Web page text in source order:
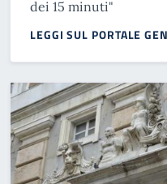
dei 15 minuti"
LEGGI SUL PORTALE